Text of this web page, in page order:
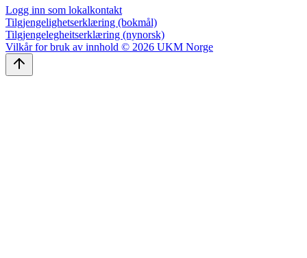
Logg inn som lokalkontakt
Tilgjengelighetserklæring (bokmål)
Tilgjengelegheitserklæring (nynorsk)
Vilkår for bruk av innhold © 2026 UKM Norge